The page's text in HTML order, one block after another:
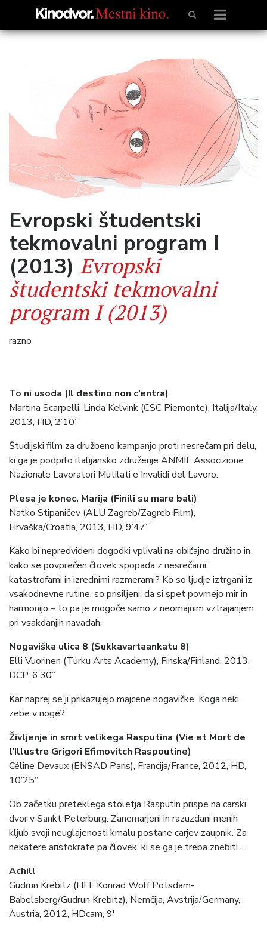
Evropski študentski
tekmovalni program I
(2013) Evropski
študentski tekmovalni
program I (2013)
razno
To ni usoda (Il destino non c’entra)
Martina Scarpelli, Linda Kelvink (CSC Piemonte), Italija/Italy,
2013, HD, 2’10”
Študijski film za družbeno kampanjo proti nesrečam pri delu,
ki ga je podprlo italijansko združenje ANMIL Associzione
Nazionale Lavoratori Mutilati e Invalidi del Lavoro.
Plesa je konec, Marija (Finili su mare bali)
Natko Stipaničev (ALU Zagreb/Zagreb Film),
Hrvaška/Croatia, 2013, HD, 9’47”
Kako bi nepredvideni dogodki vplivali na običajno družino in
kako se povprečen človek spopada z nesrečami,
katastrofami in izrednimi razmerami? Ko so ljudje iztrgani iz
vsakodnevne rutine, so prisiljeni, da si spet povrnejo mir in
harmonijo – to pa je mogoče samo z neomajnim vztrajanjem
pri vsakdanjih navadah.
Nogaviška ulica 8 (Sukkavartaankatu 8)
Elli Vuorinen (Turku Arts Academy), Finska/Finland, 2013,
DCP, 6’30”
Kar naprej se ji prikazujejo majcene nogavičke. Koga neki
zebe v noge?
Življenje in smrt velikega Rasputina (Vie et Mort de
l’Illustre Grigori Efimovitch Raspoutine)
Céline Devaux (ENSAD Paris), Francija/France, 2012, HD,
10’25”
Ob začetku preteklega stoletja Rasputin prispe na carski
dvor v Sankt Peterburg. Zanemarjeni in razuzdani menih
kljub svoji neuglajenosti kmalu postane carjev zaupnik. Za
nekatere aristokrate pa človek, ki se ga je treba znebiti …
Achill
Gudrun Krebitz (HFF Konrad Wolf Potsdam-
Babelsberg/Gudrun Krebitz), Nemčija, Avstrija/Germany,
Austria, 2012, HDcam, 9′